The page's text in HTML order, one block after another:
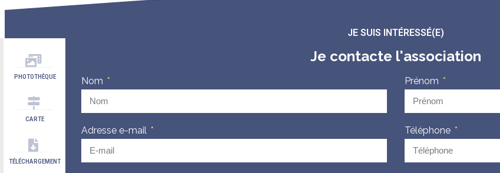
PHOTOTHÈQUE
CARTE
TÉLÉCHARGEMENT
JE SUIS INTÉRESSÉ(E)
Je contacte l'association
Nom Prénom
Adresse e-mail Téléphone